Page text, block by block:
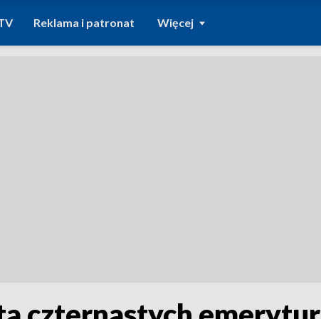
Reklama i patronat Więcej